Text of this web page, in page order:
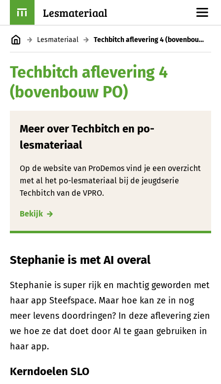
Lesmateriaal
Lesmateriaal Techbitch aflevering 4 (bovenbouw PO)
Techbitch aflevering 4
(bovenbouw PO)
Meer over Techbitch en po-
lesmateriaal
Op de website van ProDemos vind je een overzicht
met al het po-lesmateriaal bij de jeugdserie
Techbitch van de VPRO.
Bekijk
Stephanie is met AI overal
Stephanie is super rijk en machtig geworden met
haar app Steefspace. Maar hoe kan ze in nog
meer levens doordringen? In deze aflevering zien
we hoe ze dat doet door AI te gaan gebruiken in
haar app.
Kerndoelen SLO